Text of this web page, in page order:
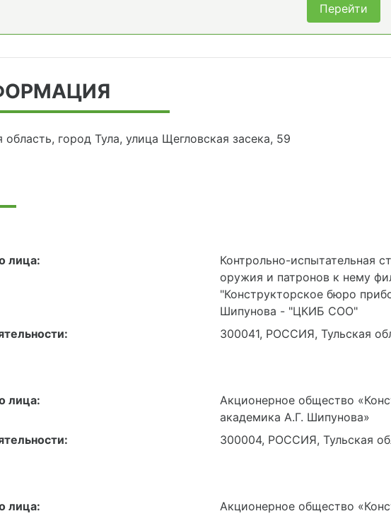
Перейти
область, город Тула, улица Щегловская засека, 59
лица:
Контрольно-испытательная
оружия и патронов к нему
"Конструкторское бюро
Шипунова - "ЦКИБ СОО"
300041, РОССИЯ, Тульская
лица:
Акционерное общество
академика А.Г. Шипунова»
300004, РОССИЯ, Тульская
лица:
Акционерное общество